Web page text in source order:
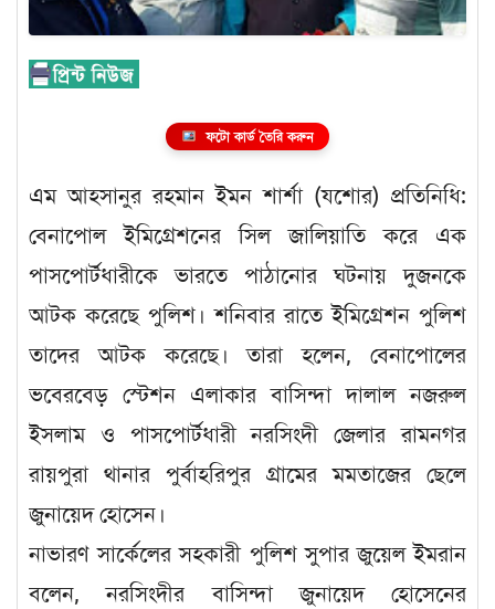
ফটো কার্ড তৈরি করুন
এম আহসানুর রহমান ইমন শার্শা (যশোর) প্রতিনিধি:
বেনাপোল ইমিগ্রেশনের সিল জালিয়াতি করে এক
পাসপোর্টধারীকে ভারতে পাঠানোর ঘটনায় দুজনকে
আটক করেছে পুলিশ। শনিবার রাতে ইমিগ্রেশন পুলিশ
তাদের আটক করেছে। তারা হলেন, বেনাপোলের
ভবেরবেড় স্টেশন এলাকার বাসিন্দা দালাল নজরুল
ইসলাম ও পাসপোর্টধারী নরসিংদী জেলার রামনগর
রায়পুরা থানার পুর্বাহরিপুর গ্রামের মমতাজের ছেলে
জুনায়েদ হোসেন।
নাভারণ সার্কেলের সহকারী পুলিশ সুপার জুয়েল ইমরান
বলেন, নরসিংদীর বাসিন্দা জুনায়েদ হোসেনের